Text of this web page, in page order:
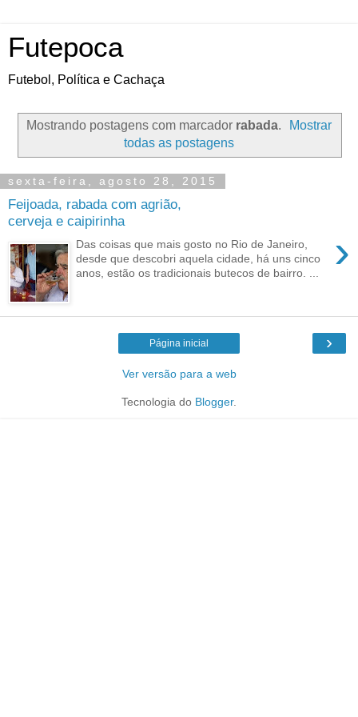
Futepoca
Futebol, Política e Cachaça
Mostrando postagens com marcador rabada.
Mostrar
todas as postagens
sexta-feira, agosto 28, 2015
Feijoada, rabada com agrião,
cerveja e caipirinha
›
Das coisas que mais gosto no Rio de Janeiro,
desde que descobri aquela cidade, há uns cinco
anos, estão os tradicionais butecos de bairro. ...
›
Página inicial
Ver versão para a web
Tecnologia do Blogger.